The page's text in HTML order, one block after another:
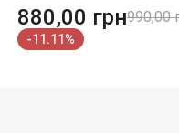
880,00 грн990,00
-11.11%